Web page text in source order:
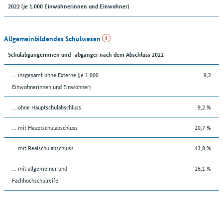
2022 (je 1.000 Einwohnerinnen und Einwohner)
Allgemeinbildendes Schulwesen
Schulabgängerinnen und -abgänger nach dem Abschluss 2022
... insgesamt ohne Externe (je 1.000
Einwohnerinnen und Einwohner)
9,2
... ohne Hauptschulabschluss 9,2 %
... mit Hauptschulabschluss 20,7 %
... mit Realschulabschluss 43,8 %
... mit allgemeiner und
Fachhochschulreife
26,1 %